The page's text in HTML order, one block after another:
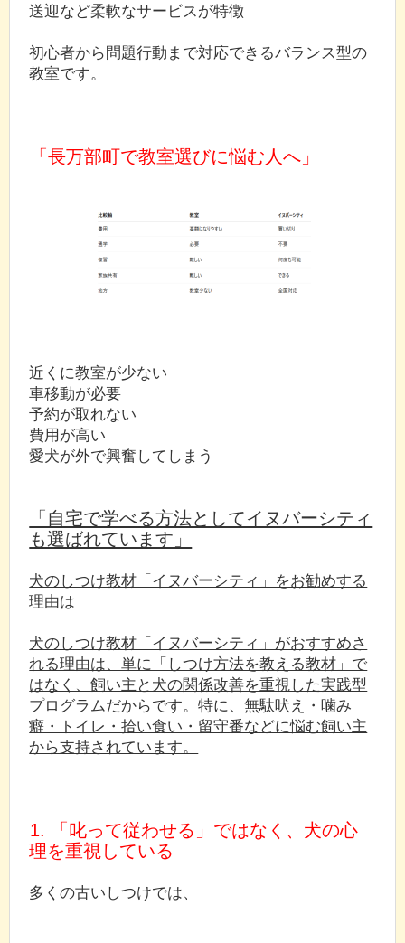
送迎など柔軟なサービスが特徴
初心者から問題行動まで対応できるバランス型の
教室です。
「長万部町で教室選びに悩む人へ」
近くに教室が少ない
車移動が必要
予約が取れない
費用が高い
愛犬が外で興奮してしまう
「自宅で学べる方法としてイヌバーシティ
も選ばれています」
犬のしつけ教材「イヌバーシティ」をお勧めする
理由は
犬のしつけ教材「イヌバーシティ」がおすすめさ
れる理由は、単に「しつけ方法を教える教材」で
はなく、飼い主と犬の関係改善を重視した実践型
プログラムだからです。特に、無駄吠え・噛み
癖・トイレ・拾い食い・留守番などに悩む飼い主
から支持されています。
1. 「叱って従わせる」ではなく、犬の心
理を重視している
多くの古いしつけでは、